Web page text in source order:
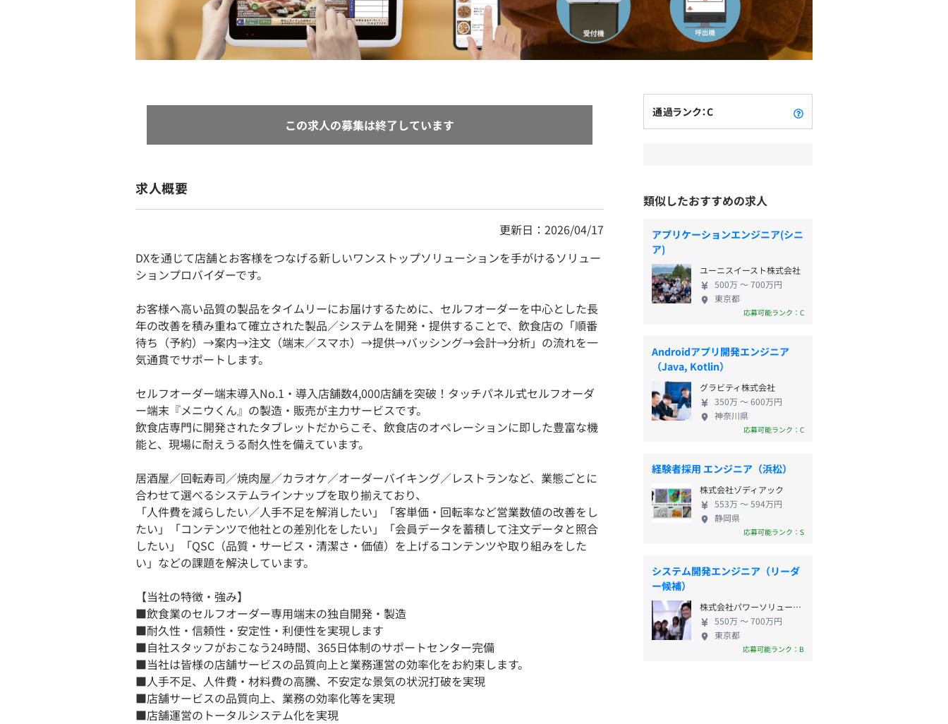
この求人の募集は終了しています
求人概要
更新日：2026/04/17
DXを通じて店舗とお客様をつなげる新しいワンストップソリューションを手がけるソリュー
ションプロバイダーです。
お客様へ高い品質の製品をタイムリーにお届けするために、セルフオーダーを中心とした長
年の改善を積み重ねて確立された製品／システムを開発・提供することで、飲食店の「順番
待ち（予約）→案内→注文（端末／スマホ）→提供→バッシング→会計→分析」の流れを一
気通貫でサポートします。
セルフオーダー端末導入No.1・導入店舗数4,000店舗を突破！タッチパネル式セルフオーダ
ー端末『メニウくん』の製造・販売が主力サービスです。
飲食店専門に開発されたタブレットだからこそ、飲食店のオペレーションに即した豊富な機
能と、現場に耐えうる耐久性を備えています。
居酒屋／回転寿司／焼肉屋／カラオケ／オーダーバイキング／レストランなど、業態ごとに
合わせて選べるシステムラインナップを取り揃えており、
「人件費を減らしたい／人手不足を解消したい」「客単価・回転率など営業数値の改善をし
たい」「コンテンツで他社との差別化をしたい」「会員データを蓄積して注文データと照合
したい」「QSC（品質・サービス・清潔さ・価値）を上げるコンテンツや取り組みをした
い」などの課題を解決しています。
【当社の特徴・強み】
■飲食業のセルフオーダー専用端末の独自開発・製造
■耐久性・信頼性・安定性・利便性を実現します
■自社スタッフがおこなう24時間、365日体制のサポートセンター完備
■当社は皆様の店舗サービスの品質向上と業務運営の効率化をお約束します。
■人手不足、人件費・材料費の高騰、不安定な景気の状況打破を実現
■店舗サービスの品質向上、業務の効率化等を実現
■店舗運営のトータルシステム化を実現
通過ランク：C
類似したおすすめの求人
アプリケーションエンジニア(シニ
ア)
ユーニスイースト株式会社
500万 〜 700万円
東京都
応募可能ランク：C
Androidアプリ開発エンジニア
（Java, Kotlin）
グラビティ株式会社
350万 〜 600万円
神奈川県
応募可能ランク：C
経験者採用 エンジニア（浜松）
株式会社ゾディアック
553万 〜 594万円
静岡県
応募可能ランク：S
システム開発エンジニア（リーダ
ー候補）
株式会社パワーソリューションズ
550万 〜 700万円
東京都
応募可能ランク：B